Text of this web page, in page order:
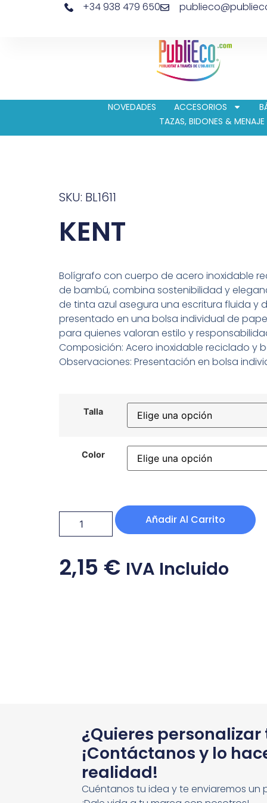
+34 938 479 650
NOVEDADES ACCESORIOS
TAZAS, BIDONES & MENAJE
SKU: BL1611
KENT
Bolígrafo con cuerpo de acero inoxidable
de bambú, combina sostenibilidad y
de tinta azul asegura una escritura fluida y
presentado en una bolsa individual de
para quienes valoran estilo y
Composición: Acero inoxidable reciclado y
Observaciones: Presentación en bolsa
Talla
Color
Añadir Al Carrito
2,15 € IVA Incluido
¿Quieres
¡Contáctanos y lo
realidad!
Cuéntanos tu idea y te enviaremos un